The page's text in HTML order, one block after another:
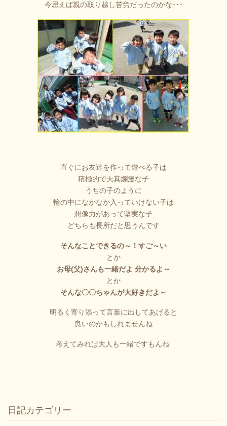
今思えば親の取り越し苦労だったのかな･･･
直ぐにお友達を作って遊べる子は
積極的で天真爛漫な子
うちの子のように
輪の中になかなか入っていけない子は
想像力があって堅実な子
どちらも長所だと思うんです
そんなことできるの～！すご～い
とか
お母(父)さんも一緒だよ 分かるよ～
とか
そんな〇〇ちゃんが大好きだよ～
明るく寄り添って言葉に出してあげると
良いのかもしれませんね
考えてみれば大人も一緒ですもんね
日記カテゴリー